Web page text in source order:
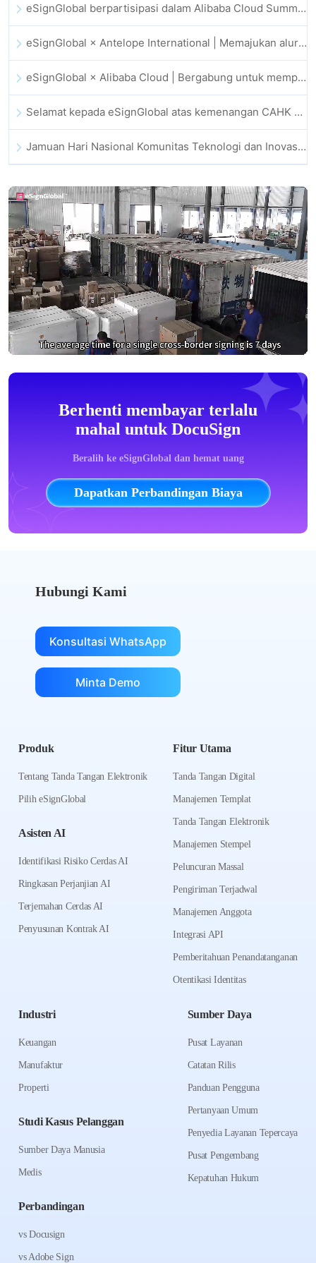
eSignGlobal berpartisipasi dalam Alibaba Cloud Summit 2025 Hong Kong, mendorong inovasi cloud berbasis AI dan kepercayaan digital
eSignGlobal × Antelope International | Memajukan alur kerja digital yang aman dan didorong AI
eSignGlobal × Alibaba Cloud | Bergabung untuk memperkuat kepercayaan digital global bagi fintech
Selamat kepada eSignGlobal atas kemenangan CAHK STAR Award 2025
Jamuan Hari Nasional Komunitas Teknologi dan Inovasi Hong Kong
Berhenti membayar terlalu
mahal untuk DocuSign
Beralih ke eSignGlobal dan hemat uang
Dapatkan Perbandingan Biaya
Hubungi Kami
Konsultasi WhatsApp
Minta Demo
Produk
Tentang Tanda Tangan Elektronik
Pilih eSignGlobal
Asisten AI
Identifikasi Risiko Cerdas AI
Ringkasan Perjanjian AI
Terjemahan Cerdas AI
Penyusunan Kontrak AI
Fitur Utama
Tanda Tangan Digital
Manajemen Templat
Tanda Tangan Elektronik
Manajemen Stempel
Peluncuran Massal
Pengiriman Terjadwal
Manajemen Anggota
Integrasi API
Pemberitahuan Penandatanganan
Otentikasi Identitas
Industri
Keuangan
Manufaktur
Properti
Studi Kasus Pelanggan
Sumber Daya Manusia
Medis
Perbandingan
vs Docusign
vs Adobe Sign
Sumber Daya
Pusat Layanan
Catatan Rilis
Panduan Pengguna
Pertanyaan Umum
Penyedia Layanan Tepercaya
Pusat Pengembang
Kepatuhan Hukum